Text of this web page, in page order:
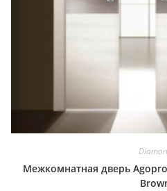
Межкомнатная дверь